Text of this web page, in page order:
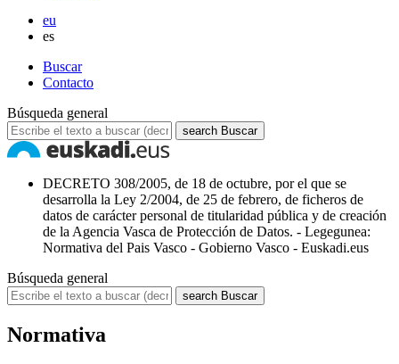
eu
es
Buscar
Contacto
Búsqueda general
search Buscar
DECRETO 308/2005, de 18 de octubre, por el que se
desarrolla la Ley 2/2004, de 25 de febrero, de ficheros de
datos de carácter personal de titularidad pública y de creación
de la Agencia Vasca de Protección de Datos. - Legegunea:
Normativa del Pais Vasco - Gobierno Vasco - Euskadi.eus
Búsqueda general
search Buscar
Normativa